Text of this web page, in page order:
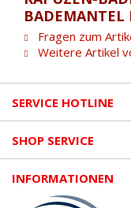
BADEMANTEL
Fragen zum
Weitere Artikel
SERVICE HOTLINE
SHOP SERVICE
INFORMATIONEN